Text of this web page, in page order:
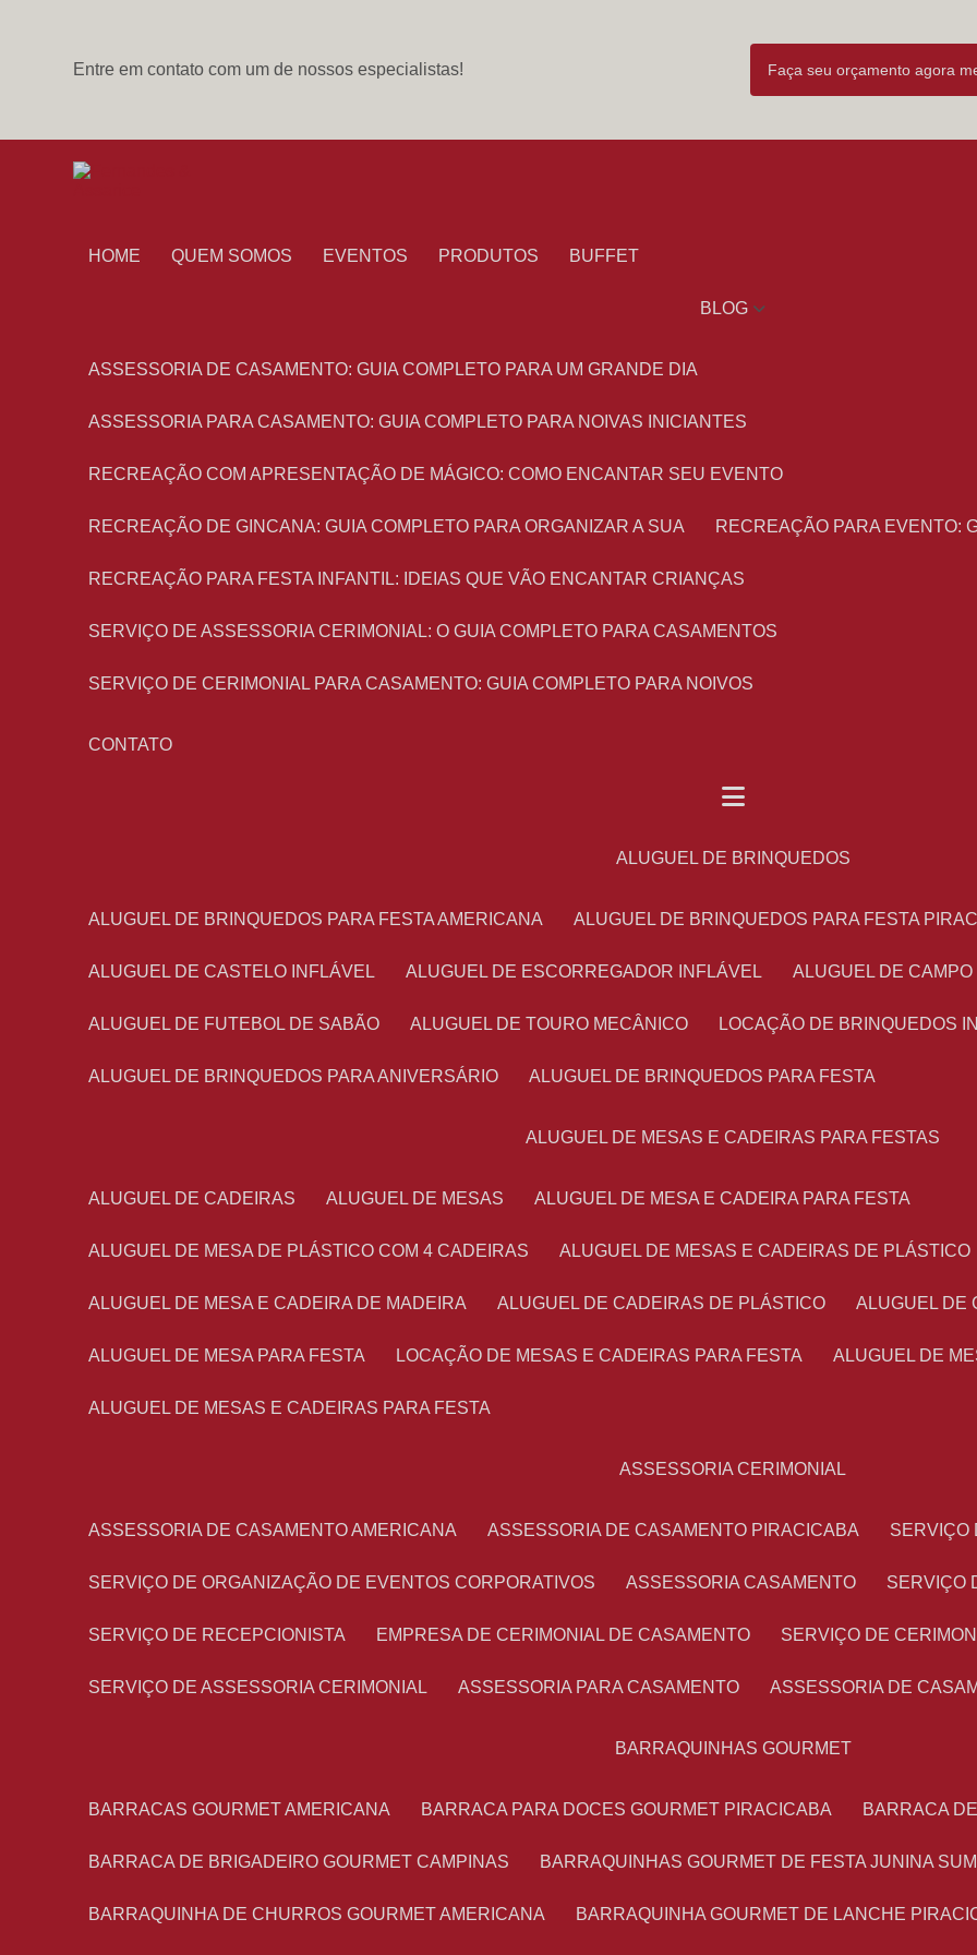
Entre em contato com um de nossos especialistas! Faça seu orçamento agora
HOME QUEM SOMOS EVENTOS PRODUTOS BUFFET
BLOG
ASSESSORIA DE CASAMENTO: GUIA COMPLETO PARA UM GRANDE DIA
ASSESSORIA PARA CASAMENTO: GUIA COMPLETO PARA NOIVAS INICIANTES
RECREAÇÃO COM APRESENTAÇÃO DE MÁGICO: COMO ENCANTAR SEU EVENTO
RECREAÇÃO DE GINCANA: GUIA COMPLETO PARA ORGANIZAR A SUA RECREAÇÃO PARA
RECREAÇÃO PARA FESTA INFANTIL: IDEIAS QUE VÃO ENCANTAR CRIANÇAS
SERVIÇO DE ASSESSORIA CERIMONIAL: O GUIA COMPLETO PARA CASAMENTOS
SERVIÇO DE CERIMONIAL PARA CASAMENTO: GUIA COMPLETO PARA NOIVOS
CONTATO
ALUGUEL DE BRINQUEDOS
ALUGUEL DE BRINQUEDOS PARA FESTA AMERICANA ALUGUEL DE BRINQUEDOS PARA FESTA
ALUGUEL DE CASTELO INFLÁVEL ALUGUEL DE ESCORREGADOR INFLÁVEL ALUGUEL DE
ALUGUEL DE FUTEBOL DE SABÃO ALUGUEL DE TOURO MECÂNICO LOCAÇÃO DE BRINQUEDOS
ALUGUEL DE BRINQUEDOS PARA ANIVERSÁRIO ALUGUEL DE BRINQUEDOS PARA FESTA
ALUGUEL DE MESAS E CADEIRAS PARA FESTAS
ALUGUEL DE CADEIRAS ALUGUEL DE MESAS ALUGUEL DE MESA E CADEIRA PARA FESTA
ALUGUEL DE MESA DE PLÁSTICO COM 4 CADEIRAS ALUGUEL DE MESAS E CADEIRAS DE PLÁSTICO
ALUGUEL DE MESA E CADEIRA DE MADEIRA ALUGUEL DE CADEIRAS DE PLÁSTICO ALUGUEL
ALUGUEL DE MESA PARA FESTA LOCAÇÃO DE MESAS E CADEIRAS PARA FESTA ALUGUEL DE
ALUGUEL DE MESAS E CADEIRAS PARA FESTA
ASSESSORIA CERIMONIAL
ASSESSORIA DE CASAMENTO AMERICANA ASSESSORIA DE CASAMENTO PIRACICABA
SERVIÇO DE ORGANIZAÇÃO DE EVENTOS CORPORATIVOS ASSESSORIA CASAMENTO
SERVIÇO DE RECEPCIONISTA EMPRESA DE CERIMONIAL DE CASAMENTO SERVIÇO DE
SERVIÇO DE ASSESSORIA CERIMONIAL ASSESSORIA PARA CASAMENTO ASSESSORIA DE
BARRAQUINHAS GOURMET
BARRACAS GOURMET AMERICANA BARRACA PARA DOCES GOURMET PIRACICABA BARRACA
BARRACA DE BRIGADEIRO GOURMET CAMPINAS BARRAQUINHAS GOURMET DE FESTA JUNINA
BARRAQUINHA DE CHURROS GOURMET AMERICANA BARRAQUINHA GOURMET DE LANCHE